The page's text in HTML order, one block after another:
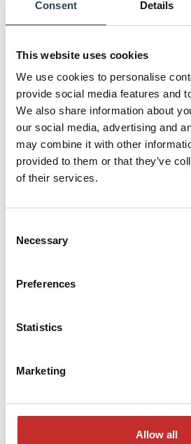
Consent Details
This website uses cookies
We use cookies to personalise
provide social media features and
We also share information about
our social media, advertising and
may combine it with other
provided to them or that they’ve
of their services.
Selection
Necessary
Preferences
Statistics
Marketing
Allow all
Häufig
Fragen
Hier finden Sie die
häufigsten gestellten
Arbeitsweise, unsere
unsere Möglichkeiten.
zusammenarbeiten oder auch
oder verfügen Sie über eigene
multidisziplinären Projekten?